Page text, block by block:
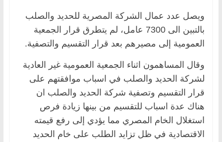
ويصل عدد عمال الشركة المصرية للحديد والصلب
بالتبين الى 7300 عامل، لم يتطرق قرار الجمعية
العمومية إلى مصيرهم بعد قرار التقسيم والتصفية.
وقال المساهمون اثناء الجمعية العمومية غير العادية
لشركة الحديد والصلب في اسباب موافقتهم على
قرار التقسيم وتصفية شركة الحديد والصلب ان
هناك عدة اسباب للتقسيم من بينها زيادة فرص
استغلال الخام المصري مما يؤدي إلى رفع قيمته
الاقتصادية في ظل تزايد الطلب على خام الحديد